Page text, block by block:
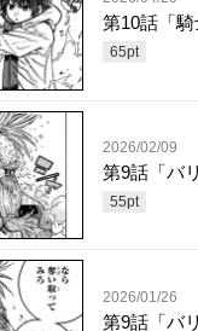
第10話「
65pt
2026/02/09
第9話「バ
55pt
2026/01/26
第9話「バ